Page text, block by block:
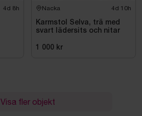
4d 8h Nacka 4d 10h
Karmstol Selva, trä med
svart lädersits och nitar
1 000 kr
Visa fler objekt